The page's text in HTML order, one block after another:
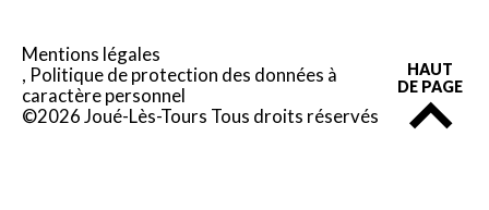
Mentions légales
Politique de protection des données à
caractère personnel
©2026 Joué-Lès-Tours Tous droits réservés
HAUT
DE PAGE